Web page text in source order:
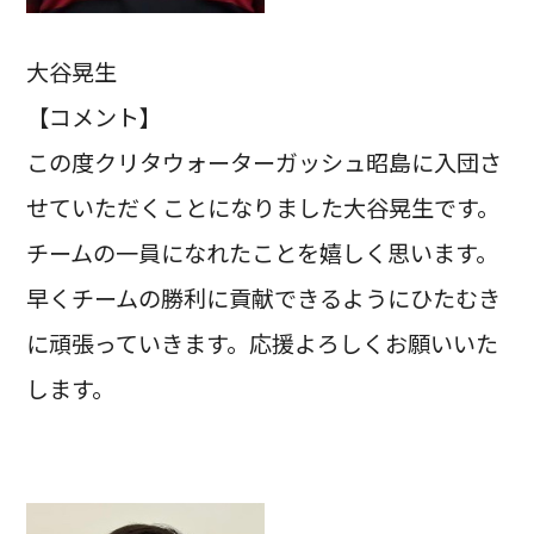
大谷晃生
【コメント】
この度クリタウォーターガッシュ昭島に入団さ
せていただくことになりました大谷晃生です。
チームの一員になれたことを嬉しく思います。
早くチームの勝利に貢献できるようにひたむき
に頑張っていきます。応援よろしくお願いいた
します。